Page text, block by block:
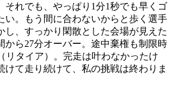
それでも、やっぱり1分1秒でも早くゴ
い。もう間に合わないからと歩く選手
し、すっかり閑散とした会場が見えた
から27分オーバー。途中棄権も制限時
リタイア）。完走は叶わなかったけ
けて走り続けて、私の挑戦は終わりま